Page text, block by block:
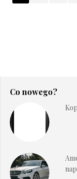
Co nowego?